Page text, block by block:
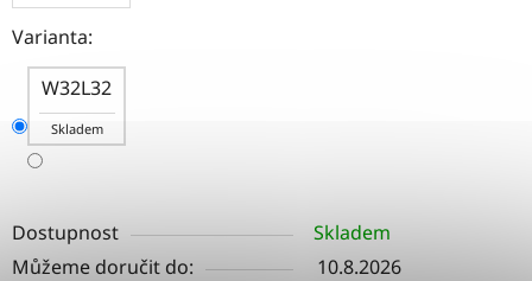
Varianta:
W32L32
Skladem
Dostupnost
Skladem
Můžeme doručit do:
10.8.2026